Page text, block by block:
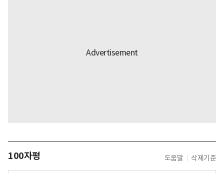
100자평 도움말 삭제기준